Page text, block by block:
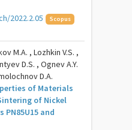
2022.2.05
Scopus
M.A. , Lozhkin V.S. ,
D.S. , Ognev A.Y.
D.A.
of Materials
of Nickel
PN85U15 and